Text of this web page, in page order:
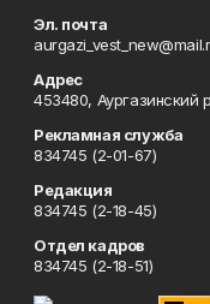
Эл. почта
Адрес
453480, Аургазинский
Рекламная служба
834745 (2-01-67)
Редакция
834745 (2-18-45)
Отдел кадров
834745 (2-18-51)